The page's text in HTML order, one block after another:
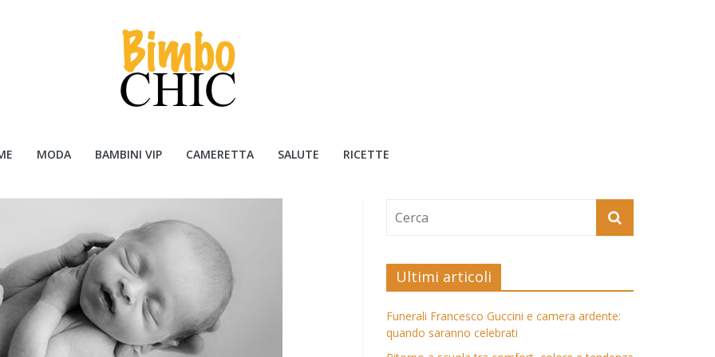
MODA BAMBINI VIP CAMERETTA SALUTE RICETTE
Ultimi articoli
Funerali Francesco Guccini e camera ardente:
quando saranno celebrati